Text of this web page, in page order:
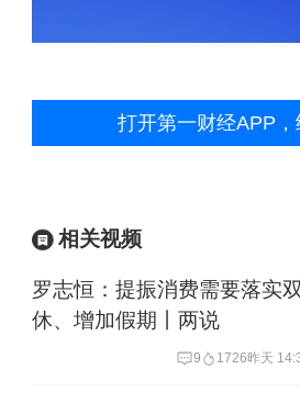
打开第一财经APP
相关视频
罗志恒：提振消费需要落实双
休、增加假期丨两说
9 1726昨天